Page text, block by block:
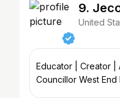
9.
United
Educator | Creator |
Councillor West End